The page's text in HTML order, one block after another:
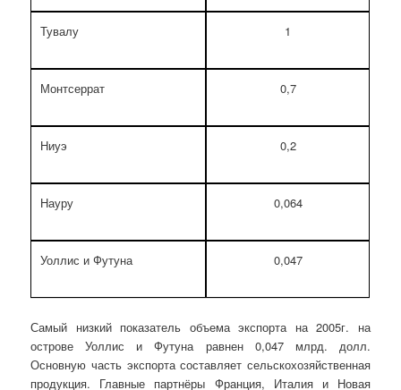
Тувалу 1
Монтсеррат 0,7
Ниуэ 0,2
Науру 0,064
Уоллис и Футуна 0,047
Самый низкий показатель объема экспорта на 2005г. на
острове Уоллис и Футуна равнен 0,047 млрд. долл.
Основную часть экспорта составляет сельскохозяйственная
продукция. Главные партнёры Франция, Италия и Новая